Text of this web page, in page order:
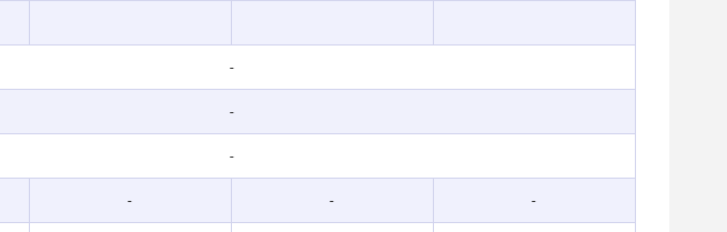
-
-
-
- - -